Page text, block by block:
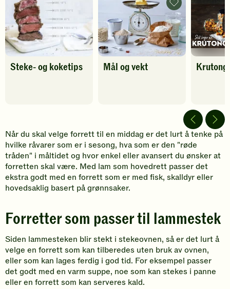
Steke- og koketips Mål og vekt
Mål
og
vekt
-
legg
til
favoritter
Når du skal velge forrett til en middag er det lurt å tenke på
hvilke råvarer som er i sesong, hva som er den "røde
tråden" i måltidet og hvor enkel eller avansert du ønsker at
forretten skal være. Med lam som hovedrett passer det
ekstra godt med en forrett som er med fisk, skalldyr eller
hovedsaklig basert på grønnsaker.
Forretter som passer til lammestek
Siden lammesteken blir stekt i stekeovnen, så er det lurt å
velge en forrett som kan tilberedes uten bruk av ovnen,
eller som kan lages ferdig i god tid. For eksempel passer
det godt med en varm suppe, noe som kan stekes i panne
eller en forrett som kan serveres kald.